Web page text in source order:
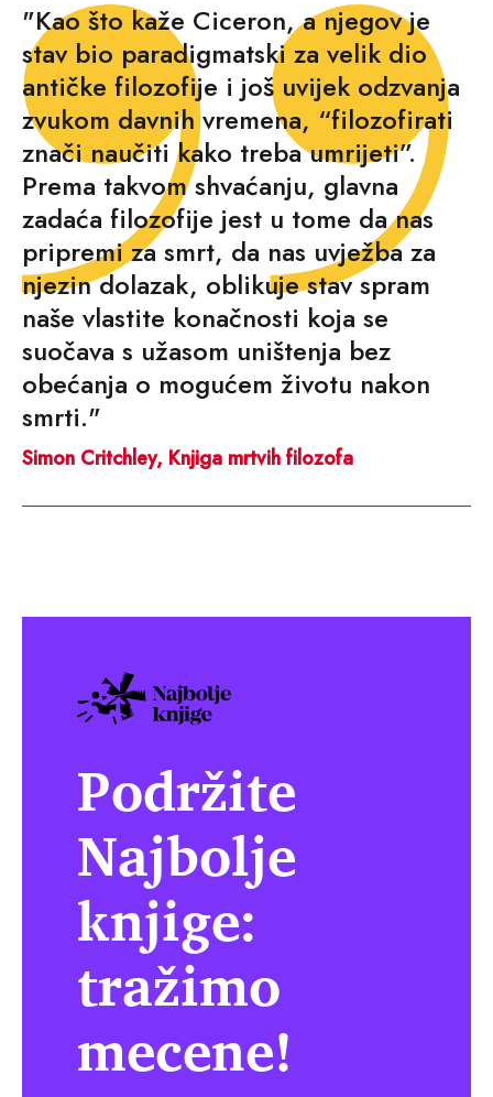
"Kao što kaže Ciceron, a njegov je
stav bio paradigmatski za velik dio
antičke filozofije i još uvijek odzvanja
zvukom davnih vremena, “filozofirati
znači naučiti kako treba umrijeti”.
Prema takvom shvaćanju, glavna
zadaća filozofije jest u tome da nas
pripremi za smrt, da nas uvježba za
njezin dolazak, oblikuje stav spram
naše vlastite konačnosti koja se
suočava s užasom uništenja bez
obećanja o mogućem životu nakon
smrti."
Simon Critchley, Knjiga mrtvih filozofa
Podržite
Najbolje
knjige:
tražimo
mecene!